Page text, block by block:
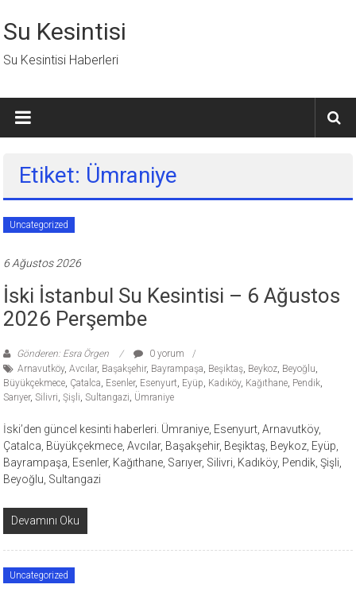
geç
Su Kesintisi
Su Kesintisi Haberleri
Etiket: Ümraniye
Uncategorized
6 Ağustos 2026
İski İstanbul Su Kesintisi – 6 Ağustos
2026 Perşembe
Gönderen: Esra Örgen
0 yorum
Arnavutköy,Avcılar, Başakşehir, Bayrampaşa, Beşiktaş, Beykoz, Beyoğlu,
Büyükçekmece, Çatalca, Esenler, Esenyurt, Eyüp, Kadıköy, Kağıthane, Pendik,
Sarıyer,Silivri,Şişli,Sultangazi, Ümraniye
İski’den güncel kesinti haberleri. Ümraniye, Esenyurt, Arnavutköy,
Çatalca, Büyükçekmece, Avcılar, Başakşehir, Beşiktaş, Beykoz, Eyüp,
Bayrampaşa, Esenler, Kağıthane, Sarıyer, Silivri, Kadıköy, Pendik, Şişli,
Beyoğlu, Sultangazi
Devamını Oku
Uncategorized